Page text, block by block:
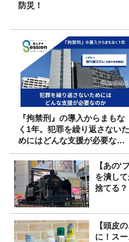
防災！
『拘禁刑』の導入からまもな
く1年。犯罪を繰り返さないた
めにはどんな支援が必要なの
か
【あの
を潰し
捨てる？
【頭皮
に！ス